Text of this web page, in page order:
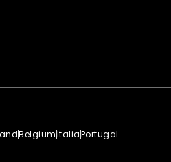
BelgiumItaliaPortugal